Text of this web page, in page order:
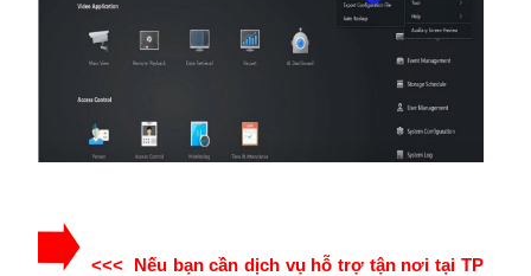
<<< Nếu bạn cần dịch vụ hỗ trợ tận nơi tại TP